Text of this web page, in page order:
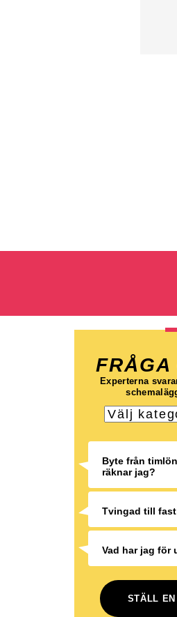
Experterna
Byte från
räknar jag?
Tvingad till
Vad har jag för
STÄLL